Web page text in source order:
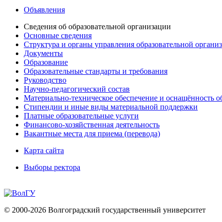
Объявления
Сведения об образовательной организации
Основные сведения
Структура и органы управления образовательной
Документы
Образование
Образовательные стандарты и требования
Руководство
Научно-педагогический состав
Материально-техническое обеспечение и оснащённость
Стипендии и иные виды материальной поддержки
Платные образовательные услуги
Финансово-хозяйственная деятельность
Вакантные места для приема (перевода)
Карта сайта
Выборы ректора
© 2000-2026 Волгоградский государственный университет